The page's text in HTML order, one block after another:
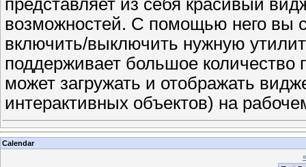
представляет из себя красивый
возможностей. С помощью него вы
включить/выключить нужную
поддерживает большое количество
может загружать и отображать
интерактивных объектов) на
Calendar
«